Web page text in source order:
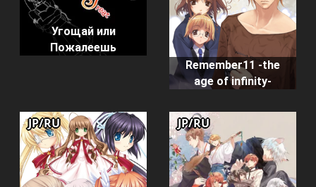
Угощай или
Пожалеешь
Remember11 -the
age of infinity-
JP/RU JP/RU